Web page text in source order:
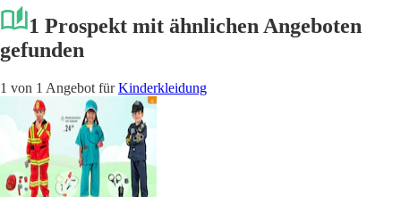
1 Prospekt mit ähnlichen Angeboten
gefunden
1 von 1 Angebot fürKinderkleidung